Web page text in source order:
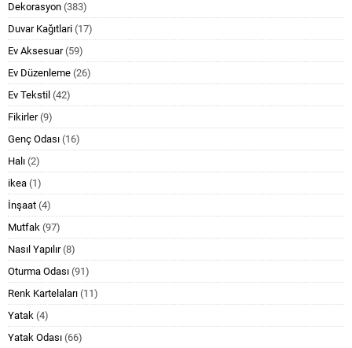
Dekorasyon (383)
Duvar Kağıtlari (17)
Ev Aksesuar(59)
Ev Düzenleme (26)
Ev Tekstil (42)
Fikirler(9)
Genç Odası (16)
Halı (2)
ikea (1)
İnşaat (4)
Mutfak (97)
Nasıl Yapılır(8)
Oturma Odası (91)
Renk Kartelaları (11)
Yatak (4)
Yatak Odası (66)